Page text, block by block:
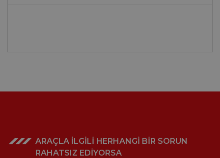
ARAÇLA İLGİLİ HERHANGİ BİR SORUN
RAHATSIZ EDİYORSA